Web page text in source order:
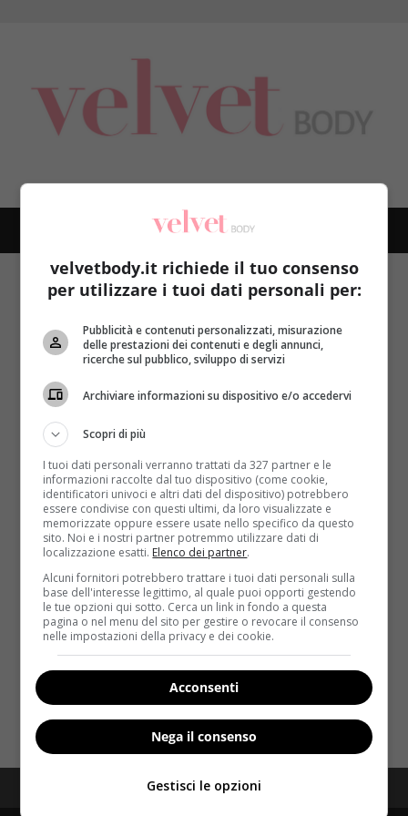
MENU
Home virus HAV
virus HAV
Salute
Epatite A
Redazione Velvet 6 Luglio 2026
Tutto sull'epatite A: cos'è, come si trasmette,
Una guida...
Read More
Disclaimer Privacy Policy
velvetbody.it richiede il tuo consenso
per utilizzare i tuoi dati personali per:
Pubblicità e contenuti personalizzati, misurazione
delle prestazioni dei contenuti e degli annunci,
ricerche sul pubblico, sviluppo di servizi
Archiviare informazioni su dispositivo e/o accedervi
Scopri di più
I tuoi dati personali verranno trattati da 327 partner e le
informazioni raccolte dal tuo dispositivo (come cookie,
identificatori univoci e altri dati del dispositivo) potrebbero
essere condivise con questi ultimi, da loro visualizzate e
memorizzate oppure essere usate nello specifico da questo
sito. Noi e i nostri partner potremmo utilizzare dati di
localizzazione esatti. Elenco dei partner.
Alcuni fornitori potrebbero trattare i tuoi dati personali sulla
base dell'interesse legittimo, al quale puoi opporti gestendo
le tue opzioni qui sotto. Cerca un link in fondo a questa
pagina o nel menu del sito per gestire o revocare il consenso
nelle impostazioni della privacy e dei cookie.
Acconsenti
Nega il consenso
Gestisci le opzioni